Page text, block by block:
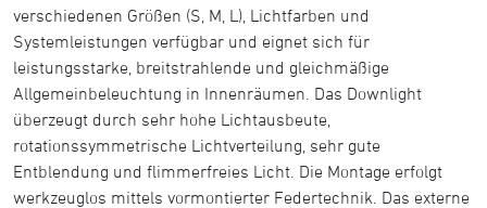
verschiedenen Größen (S, M, L), Lichtfarben und
Systemleistungen verfügbar und eignet sich für
leistungsstarke, breitstrahlende und gleichmäßige
Allgemeinbeleuchtung in Innenräumen. Das Downlight
überzeugt durch sehr hohe Lichtausbeute,
rotationssymmetrische Lichtverteilung, sehr gute
Entblendung und flimmerfreies Licht. Die Montage erfolgt
werkzeuglos mittels vormontierter Federtechnik. Das externe